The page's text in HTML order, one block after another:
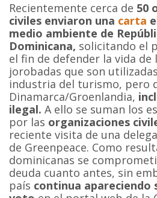
Recientemente cerca de 50
civiles enviaron una carta
medio ambiente de
Dominicana, solicitando el
el fin de defender la vida de
jorobadas que son
industria del turismo, pero
Dinamarca/Groenlandia,
ilegal. A ello se suman los
por las organizaciones
reciente visita de una
de Greenpeace. Como
dominicanas se
deuda cuanto antes, sin
país continua apareciendo